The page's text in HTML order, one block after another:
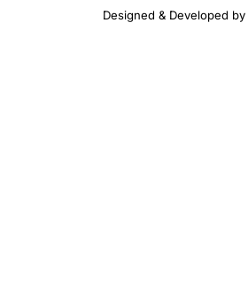
Designed & Developed by